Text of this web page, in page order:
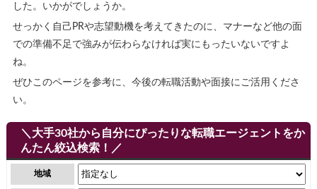
した。いかがでしょうか。
せっかく自己PRや志望動機を考えてきたのに、マナーなど他の面
での準備不足で強みが伝わらなければ実にもったいないですよ
ね。
ぜひこのページを参考に、今後の転職活動や面接にご活用くださ
い。
＼大手30社から自分にぴったりな転職エージェントをか
んたん絞込検索！／
地域